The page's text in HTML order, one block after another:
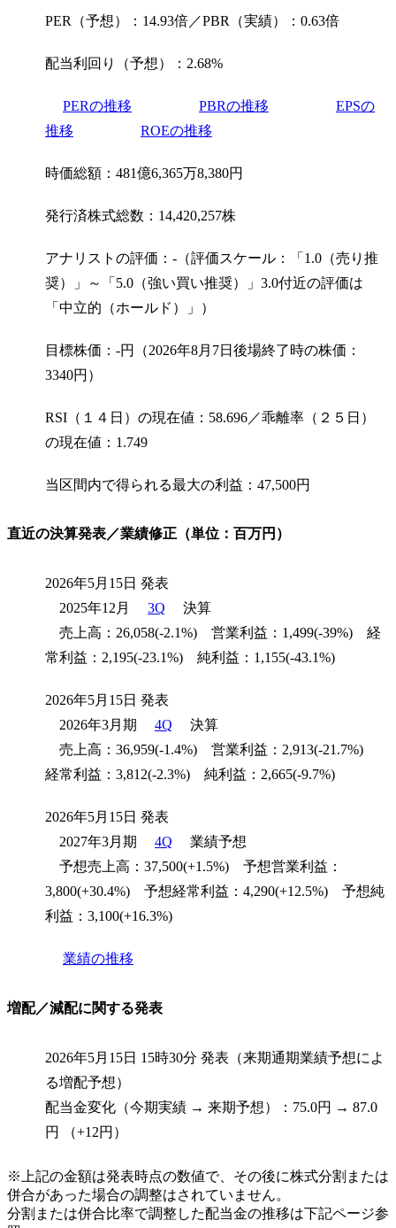
PER（予想）：14.93倍／PBR（実績）：0.63倍
配当利回り（予想）：2.68%
PERの推移 PBRの推移
EPSの
推移
ROEの推移
時価総額：481億6,365万8,380円
発行済株式総数：14,420,257株
アナリストの評価：-（評価スケール：「1.0（売り推
奨）」～「5.0（強い買い推奨）」3.0付近の評価は
「中立的（ホールド）」）
目標株価：-円（2026年8月7日後場終了時の株価：
3340円）
RSI（１４日）の現在値：58.696／乖離率（２５日）
の現在値：1.749
当区間内で得られる最大の利益：47,500円
直近の決算発表／業績修正（単位：百万円）
2026年5月15日 発表
2025年12月
3Q
決算
売上高：26,058(-2.1%) 営業利益：1,499(-39%) 経
常利益：2,195(-23.1%) 純利益：1,155(-43.1%)
2026年5月15日 発表
2026年3月期
4Q
決算
売上高：36,959(-1.4%) 営業利益：2,913(-21.7%)
経常利益：3,812(-2.3%) 純利益：2,665(-9.7%)
2026年5月15日 発表
2027年3月期
4Q
業績予想
予想売上高：37,500(+1.5%) 予想営業利益：
3,800(+30.4%) 予想経常利益：4,290(+12.5%) 予想純
利益：3,100(+16.3%)
業績の推移
増配／減配に関する発表
2026年5月15日 15時30分 発表（来期通期業績予想によ
る増配予想）
配当金変化（今期実績 → 来期予想）：75.0円 → 87.0
円 （+12円）
※上記の金額は発表時点の数値で、その後に株式分割または
併合があった場合の調整はされていません。
分割または併合比率で調整した配当金の推移は下記ページ参